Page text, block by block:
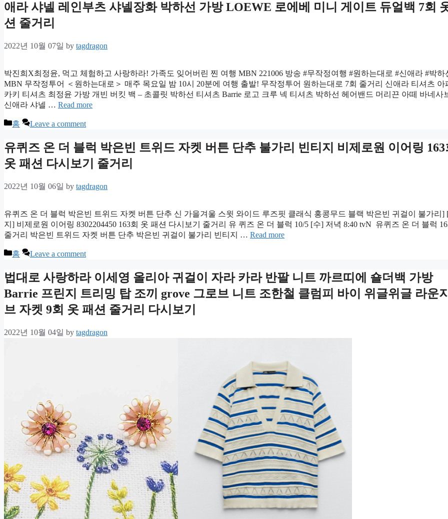
애라 샤넬 레인부츠 샤넬장화 박하선 가방 LOEWE 로에베 미니 게이트 듀얼백 7회
션 줄거리
2022년 10월 07일 by tagdragon
박진희X최정윤, 먹고 체험하고 사랑하라! 가족도 잊어버린 찐 여행 MBN 221006 방송 ​#무작정여행 #원하는대로 #신애라 #박하
MBN 무작정투어 ＜원하는대로＞ 매주 목요일 밤 10시 20분에 여행 출발! 무작정투어 원하는대로 7회 줄거리 신애라 티셔츠 아
카키 티셔츠 최정윤 가방 개빈 버킷 백 – 초콜릿 박하선 티셔츠 Barrie 로고 크루 넥 티셔츠 박하선 헤어밴드 머리끈 아떼 바네사
신애라 샤넬 … Read more
Categories
홈 Leave a comment
유퀴즈 온 더 블럭 박은빈 트위드 자켓 버튼 단추 불가리 빈티지 비제로원 이어링 163
옷 패션 다시보기 줄거리
2022년 10월 06일 by tagdragon
유퀴즈 온 더 블럭 박은빈 트위드 자켓 버튼 단추 신 가을겨울 스윗 와이드 루즈핏 클래식 홍콩무드 블랙 박은빈 귀걸이 불가리]
지] 비제로원 이어링 8302204450 163회 옷 패션 다시보기 줄거리 유 퀴즈 온 더 블럭 10/5 [수] 저녁 8:40 tvN ​ 유퀴즈 온 더 블럭
줄거리 박은빈 트위드 자켓 버튼 단추 박은빈 귀걸이 불가리 빈티지 … Read more
Categories
홈 Leave a comment
법대로 사랑하라 이세영 올리아 귀걸이 자라 카라 반팔 니트 까르띠에 숄더백 가방
Barrie 프린지 트리밍 탑 조끼 grove 그로브 니트 조한철 클럼피 바이 위글위글 라운
브 자켓 9회 옷 패션 줄거리 다시보기
2022년 10월 04일 by tagdragon